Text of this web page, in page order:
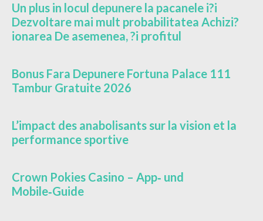
Un plus in locul depunere la pacanele i?i
Dezvoltare mai mult probabilitatea Achizi?
ionarea De asemenea, ?i profitul
Bonus Fara Depunere Fortuna Palace 111
Tambur Gratuite 2026
L’impact des anabolisants sur la vision et la
performance sportive
Crown Pokies Casino – App‑ und
Mobile‑Guide